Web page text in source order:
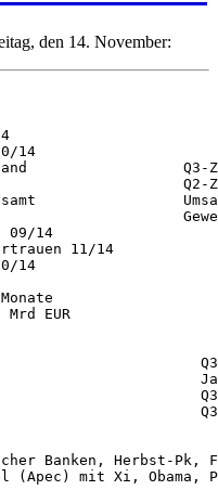
den 14. November:
14
Q3-
Q2-
14
11/14
14
Mrd EUR
Banken, Herbst-Pk,
(Apec) mit Xi, Obama,